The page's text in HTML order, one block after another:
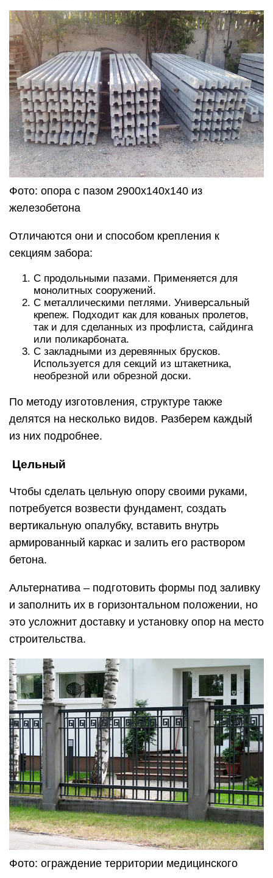
Фото: опора с пазом 2900х140х140 из
железобетона
Отличаются они и способом крепления к
секциям забора:
С продольными пазами. Применяется для
монолитных сооружений.
С металлическими петлями. Универсальный
крепеж. Подходит как для кованых пролетов,
так и для сделанных из профлиста, сайдинга
или поликарбоната.
С закладными из деревянных брусков.
Используется для секций из штакетника,
необрезной или обрезной доски.
По методу изготовления, структуре также
делятся на несколько видов. Разберем каждый
из них подробнее.
Цельный
Чтобы сделать цельную опору своими руками,
потребуется возвести фундамент, создать
вертикальную опалубку, вставить внутрь
армированный каркас и залить его раствором
бетона.
Альтернатива – подготовить формы под заливку
и заполнить их в горизонтальном положении, но
это усложнит доставку и установку опор на место
строительства.
Фото: ограждение территории медицинского